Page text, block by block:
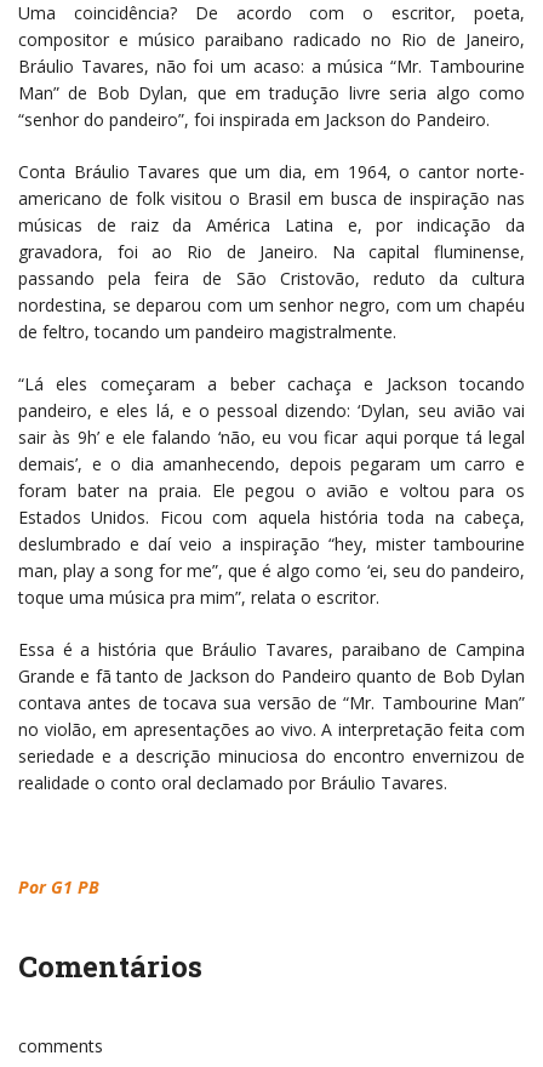
Uma coincidência? De acordo com o escritor, poeta,
compositor e músico paraibano radicado no Rio de Janeiro,
Bráulio Tavares, não foi um acaso: a música “Mr. Tambourine
Man” de Bob Dylan, que em tradução livre seria algo como
“senhor do pandeiro”, foi inspirada em Jackson do Pandeiro.
Conta Bráulio Tavares que um dia, em 1964, o cantor norte-
americano de folk visitou o Brasil em busca de inspiração nas
músicas de raiz da América Latina e, por indicação da
gravadora, foi ao Rio de Janeiro. Na capital fluminense,
passando pela feira de São Cristovão, reduto da cultura
nordestina, se deparou com um senhor negro, com um chapéu
de feltro, tocando um pandeiro magistralmente.
“Lá eles começaram a beber cachaça e Jackson tocando
pandeiro, e eles lá, e o pessoal dizendo: ‘Dylan, seu avião vai
sair às 9h’ e ele falando ‘não, eu vou ficar aqui porque tá legal
demais’, e o dia amanhecendo, depois pegaram um carro e
foram bater na praia. Ele pegou o avião e voltou para os
Estados Unidos. Ficou com aquela história toda na cabeça,
deslumbrado e daí veio a inspiração “hey, mister tambourine
man, play a song for me”, que é algo como ‘ei, seu do pandeiro,
toque uma música pra mim”, relata o escritor.
Essa é a história que Bráulio Tavares, paraibano de Campina
Grande e fã tanto de Jackson do Pandeiro quanto de Bob Dylan
contava antes de tocava sua versão de “Mr. Tambourine Man”
no violão, em apresentações ao vivo. A interpretação feita com
seriedade e a descrição minuciosa do encontro envernizou de
realidade o conto oral declamado por Bráulio Tavares.
Por G1 PB
Comentários
comments